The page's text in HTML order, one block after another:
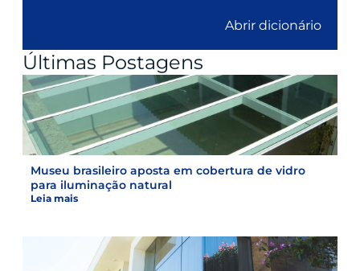
Abrir dicionário
Últimas Postagens
Museu brasileiro aposta em cobertura de vidro
para iluminação natural
Leia mais